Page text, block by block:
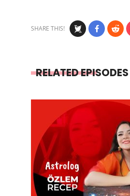
SHARE THIS!
RELATED EPISODES